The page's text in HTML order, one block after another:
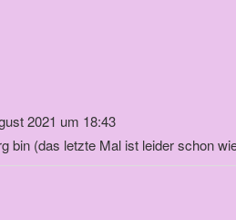
2021 um 18:43
bin (das letzte Mal ist leider schon